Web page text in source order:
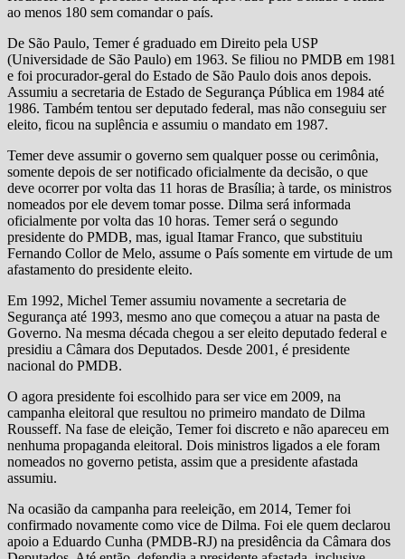
ao menos 180 sem comandar o país.
De São Paulo, Temer é graduado em Direito pela USP
(Universidade de São Paulo) em 1963. Se filiou no PMDB em 1981
e foi procurador-geral do Estado de São Paulo dois anos depois.
Assumiu a secretaria de Estado de Segurança Pública em 1984 até
1986. Também tentou ser deputado federal, mas não conseguiu ser
eleito, ficou na suplência e assumiu o mandato em 1987.
Temer deve assumir o governo sem qualquer posse ou cerimônia,
somente depois de ser notificado oficialmente da decisão, o que
deve ocorrer por volta das 11 horas de Brasília; à tarde, os ministros
nomeados por ele devem tomar posse. Dilma será informada
oficialmente por volta das 10 horas. Temer será o segundo
presidente do PMDB, mas, igual Itamar Franco, que substituiu
Fernando Collor de Melo, assume o País somente em virtude de um
afastamento do presidente eleito.
Em 1992, Michel Temer assumiu novamente a secretaria de
Segurança até 1993, mesmo ano que começou a atuar na pasta de
Governo. Na mesma década chegou a ser eleito deputado federal e
presidiu a Câmara dos Deputados. Desde 2001, é presidente
nacional do PMDB.
O agora presidente foi escolhido para ser vice em 2009, na
campanha eleitoral que resultou no primeiro mandato de Dilma
Rousseff. Na fase de eleição, Temer foi discreto e não apareceu em
nenhuma propaganda eleitoral. Dois ministros ligados a ele foram
nomeados no governo petista, assim que a presidente afastada
assumiu.
Na ocasião da campanha para reeleição, em 2014, Temer foi
confirmado novamente como vice de Dilma. Foi ele quem declarou
apoio a Eduardo Cunha (PMDB-RJ) na presidência da Câmara dos